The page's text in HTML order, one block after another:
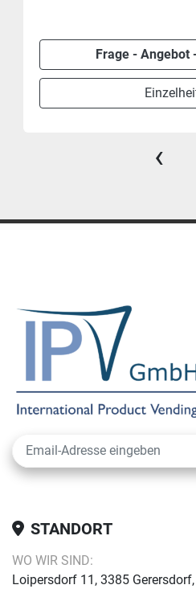
Frage - Angebot
‹
STANDORT
WO WIR SIND:
Loipersdorf 11, 3385